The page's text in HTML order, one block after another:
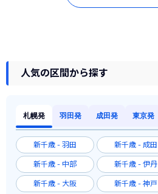
人気の区間から探す
札幌発 羽田発 成田発 東京発
新千歳 - 羽田 新千歳 - 成田
新千歳 - 中部 新千歳 - 伊丹
新千歳 - 大阪 新千歳 - 神戸